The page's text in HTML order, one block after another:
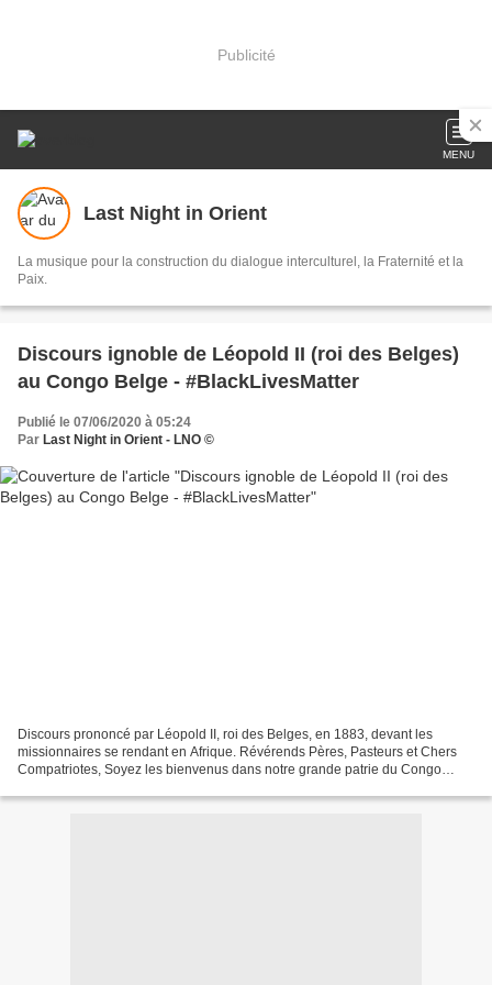
Publicité
MENU
Last Night in Orient
La musique pour la construction du dialogue interculturel, la Fraternité et la
Paix.
Discours ignoble de Léopold II (roi des Belges)
au Congo Belge - #BlackLivesMatter
Publié le 07/06/2020 à 05:24
Par Last Night in Orient - LNO ©
Discours prononcé par Léopold II, roi des Belges, en 1883, devant les
missionnaires se rendant en Afrique. Révérends Pères, Pasteurs et Chers
Compatriotes, Soyez les bienvenus dans notre grande patrie du Congo